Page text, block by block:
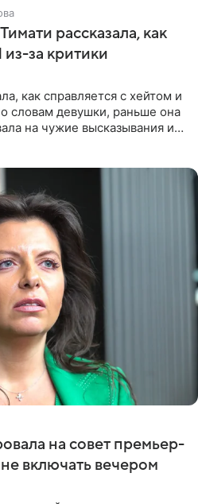
рассказала, как
за критики
как справляется с хейтом и
словам девушки, раньше она
на чужие высказывания и
на совет премьер-
включать вечером